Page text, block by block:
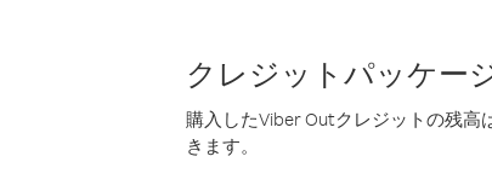
クレジットパッケー
購入したViber Outクレジットの残
きます。